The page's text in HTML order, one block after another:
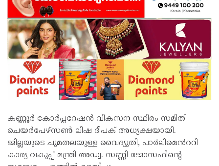
കണ്ണൂർ കോർപ്പറേഷൻ വികസന സ്ഥിരം സമിതി
ചെയർപേഴ്‌സൺ ലിഷ ദീപക് അധ്യക്ഷയായി.
ജില്ലയുടെ ചുമതലയുള്ള വൈദ്യുതി, പാർലിമെൻററി
കാര്യ വകുപ്പ് മന്ത്രി അഡ്വ. സണ്ണി ജോസഫിന്റെ